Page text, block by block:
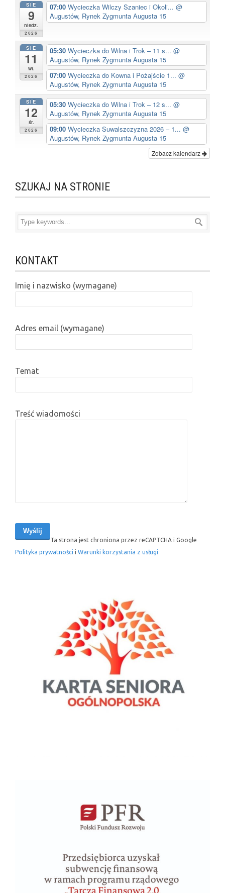
SIE
9
niedz.
2026
07:00 Wycieczka Wilczy Szaniec i Okoli... @
Augustów, Rynek Zygmunta Augusta 15
SIE
11
wt.
2026
05:30 Wycieczka do Wilna i Trok – 11 s... @
Augustów, Rynek Zygmunta Augusta 15
07:00 Wycieczka do Kowna i Pożajście 1... @
Augustów, Rynek Zygmunta Augusta 15
SIE
12
śr.
2026
05:30 Wycieczka do Wilna i Trok – 12 s... @
Augustów, Rynek Zygmunta Augusta 15
09:00 Wycieczka Suwalszczyzna 2026 – 1... @
Augustów, Rynek Zygmunta Augusta 15
Zobacz kalendarz
SZUKAJ NA STRONIE
KONTAKT
Imię i nazwisko (wymagane)
Adres email (wymagane)
Temat
Treść wiadomości
Ta strona jest chroniona przez reCAPTCHA i Google
Polityka prywatności i Warunki korzystania z usługi